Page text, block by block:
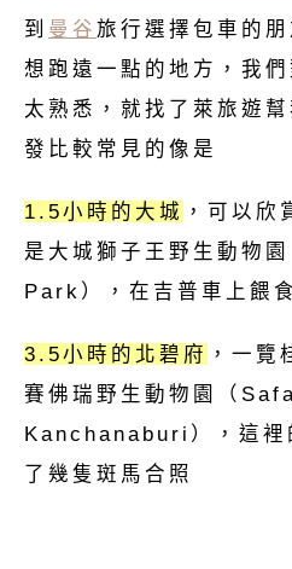
到 曼谷 旅行選擇包車的
想跑遠一點的地方，我們
太熟悉，就找了萊旅遊
發比較常見的像是
1.5小時的大城 ，可以欣
是大城獅子王野生動物
Park），在吉普車上餵
3.5小時的北碧府 ，一覽
賽佛瑞野生動物園（
Kanchanaburi），這裡
了幾隻斑馬合照